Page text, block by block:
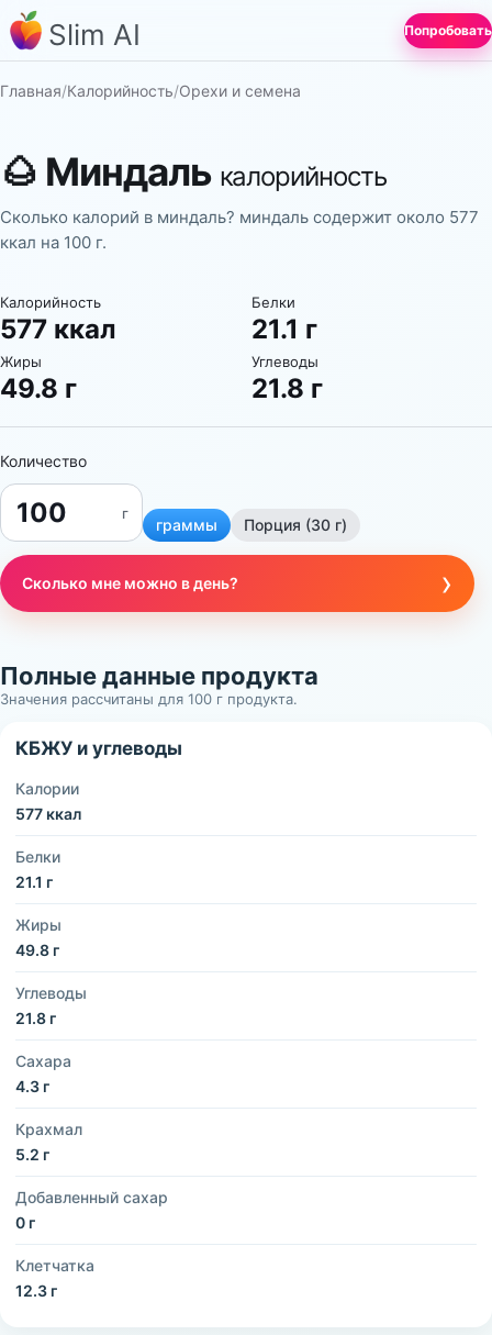
Slim AI Попробовать
Главная/Калорийность/Орехи и семена
🌰 Миндаль калорийность
Сколько калорий в миндаль? миндаль содержит около 577
ккал на 100 г.
Калорийность
577 ккал
Белки
21.1 г
Жиры
49.8 г
Углеводы
21.8 г
Количество
г
граммы Порция (30 г)
Сколько мне можно в день? ›
Полные данные продукта
Значения рассчитаны для 100 г продукта.
КБЖУ и углеводы
Калории
577 ккал
Белки
21.1 г
Жиры
49.8 г
Углеводы
21.8 г
Сахара
4.3 г
Крахмал
5.2 г
Добавленный сахар
0 г
Клетчатка
12.3 г